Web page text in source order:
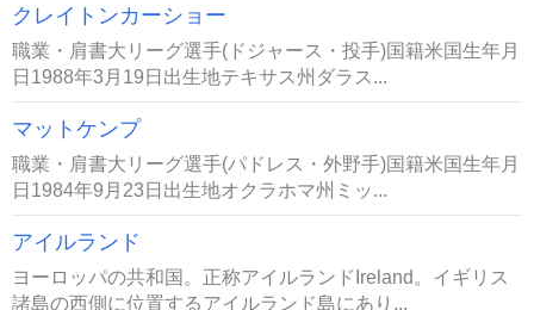
クレイトンカーショー
職業・肩書大リーグ選手(ドジャース・投手)国籍米国生年月
日1988年3月19日出生地テキサス州ダラス...
マットケンプ
職業・肩書大リーグ選手(パドレス・外野手)国籍米国生年月
日1984年9月23日出生地オクラホマ州ミッ...
アイルランド
ヨーロッパの共和国。正称アイルランドIreland。イギリス
諸島の西側に位置するアイルランド島にあり...